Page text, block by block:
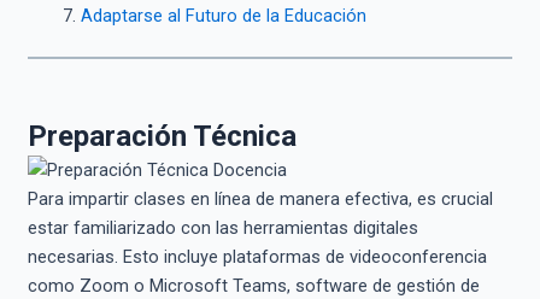
Adaptarse al Futuro de la Educación
Preparación Técnica
Para impartir clases en línea de manera efectiva, es crucial
estar familiarizado con las herramientas digitales
necesarias. Esto incluye plataformas de videoconferencia
como Zoom o Microsoft Teams, software de gestión de